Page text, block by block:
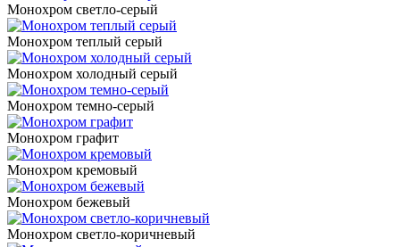
Монохром светло-серый
Монохром теплый серый
Монохром холодный серый
Монохром темно-серый
Монохром графит
Монохром кремовый
Монохром бежевый
Монохром светло-коричневый